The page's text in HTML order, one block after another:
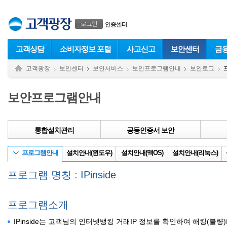
로그인 인증센터
고객상담 소비자정보 포털 사고신고 보안센터 금
고객광장 보안센터 보안서비스 보안프로그램안내 보안로그
보안프로그램안내
통합설치관리 공동인증서 보안
프로그램안내 설치안내(윈도우) 설치안내(맥OS) 설치안내(리눅스)
프로그램 명칭 : IPinside
프로그램소개
IPinside는 고객님의 인터넷뱅킹 거래IP 정보를 확인하여 해킹(불